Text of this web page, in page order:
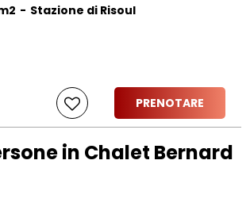
Stazione di Risoul
PRENOTARE
in Chalet Bernard